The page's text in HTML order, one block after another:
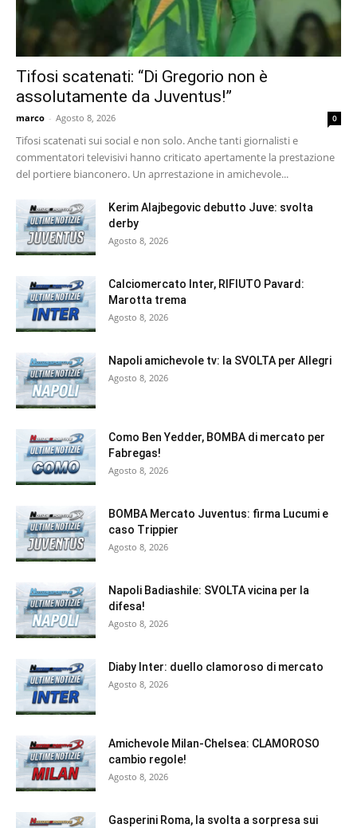
Tifosi scatenati: “Di Gregorio non è
assolutamente da Juventus!”
marco - Agosto 8, 2026 0
Tifosi scatenati sui social e non solo. Anche tanti giornalisti e
commentatori televisivi hanno criticato apertamente la prestazione
del portiere bianconero. Un aprrestazione in amichevole...
Kerim Alajbegovic debutto Juve: svolta
derby
Agosto 8, 2026
Calciomercato Inter, RIFIUTO Pavard:
Marotta trema
Agosto 8, 2026
Napoli amichevole tv: la SVOLTA per Allegri
Agosto 8, 2026
Como Ben Yedder, BOMBA di mercato per
Fabregas!
Agosto 8, 2026
BOMBA Mercato Juventus: firma Lucumi e
caso Trippier
Agosto 8, 2026
Napoli Badiashile: SVOLTA vicina per la
difesa!
Agosto 8, 2026
Diaby Inter: duello clamoroso di mercato
Agosto 8, 2026
Amichevole Milan-Chelsea: CLAMOROSO
cambio regole!
Agosto 8, 2026
Gasperini Roma, la svolta a sorpresa sui